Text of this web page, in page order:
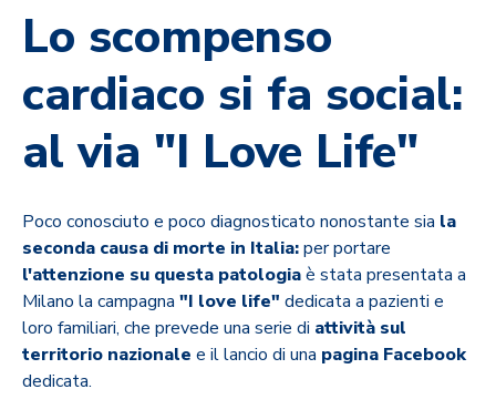
Lo scompenso
cardiaco si fa social:
al via "I Love Life"
Poco conosciuto e poco diagnosticato nonostante sia la
seconda causa di morte in Italia:per portare
l'attenzione su questa patologiaè stata presentata a
Milano la campagna "I love life" dedicata a pazienti e
loro familiari, che prevede una serie di attività sul
territorio nazionale e il lancio di una pagina Facebook
dedicata.